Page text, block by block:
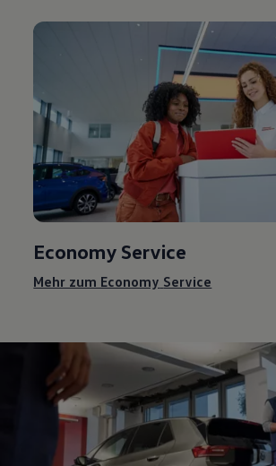
Economy Service
Mehr zum Economy Service